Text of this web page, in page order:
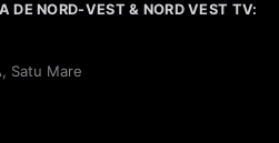
DE NORD-VEST & NORD VEST TV:
Satu Mare